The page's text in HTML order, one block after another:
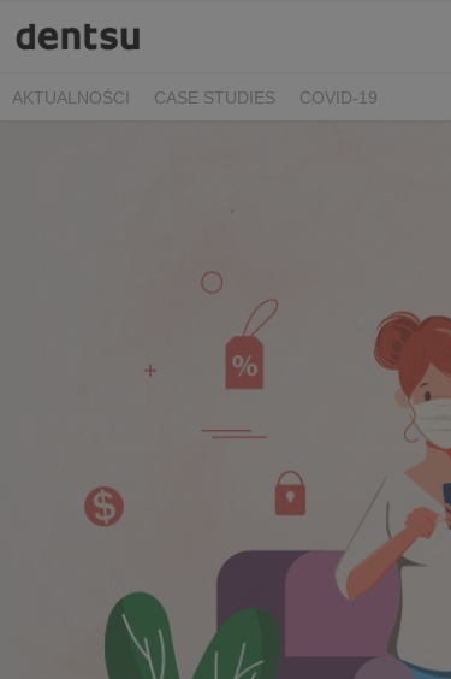
AKTUALNOŚCI CASE STUDIES COVID-19